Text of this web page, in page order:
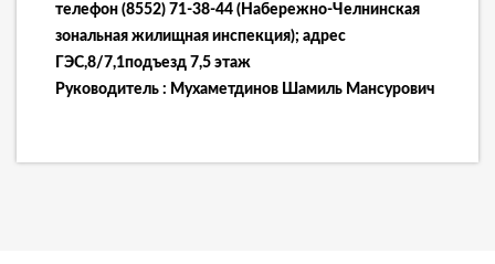
телефон (8552) 71-38-44 (Набережно-Челнинская
зональная жилищная инспекция); адрес
ГЭС,8/7,1подъезд 7,5 этаж
Руководитель : Мухаметдинов Шамиль Мансурович